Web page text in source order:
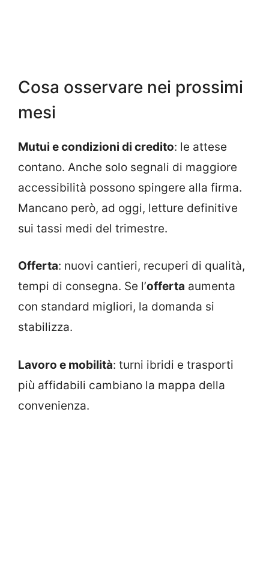
Cosa osservare nei prossimi
mesi
Mutui e condizioni di credito: le attese
contano. Anche solo segnali di maggiore
accessibilità possono spingere alla firma.
Mancano però, ad oggi, letture definitive
sui tassi medi del trimestre.
Offerta: nuovi cantieri, recuperi di qualità,
tempi di consegna. Se l’offerta aumenta
con standard migliori, la domanda si
stabilizza.
Lavoro e mobilità: turni ibridi e trasporti
più affidabili cambiano la mappa della
convenienza.